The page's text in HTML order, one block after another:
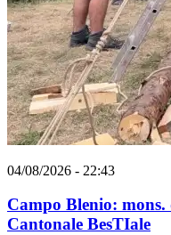
04/08/2026 - 22:43
Campo Blenio:
Cantonale BesTIale